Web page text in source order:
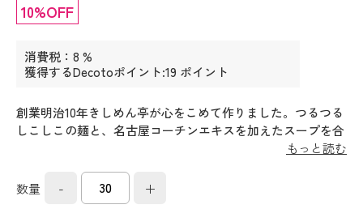
10%OFF
消費税：8 %
獲得するDecotoポイント:19 ポイント
創業明治10年きしめん亭が心をこめて作りました。つるつる
しこしこの麺と、名古屋コーチンエキスを加えたスープを合
もっと読む
数量 - +